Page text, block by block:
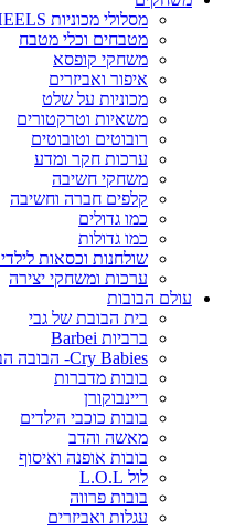
מסלולי מכוניות HOT WHEELS
מטבחים וכלי מטבח
משחקי קופסא
איפור ואביזרים
מכוניות על שלט
משאיות וטרקטורים
רובוטים וטובוטים
ערכות חקר ומדע
משחקי חשיבה
קלפים חברה וחשיבה
כמו גדולים
כמו גדולות
שולחנות וכסאות לילדים
ערכות ומשחקי יצירה
עולם הבובות
בית הבובת של גבי
ברביות Barbei
Cry Babies- הבובה הבוכה
בובות מדברות
ריינבוקורן
בובות כוכבי הילדים
מאשה והדב
בובות אופנה ואיסוף
לול L.O.L
בובות פרווה
עגלות ואביזרים